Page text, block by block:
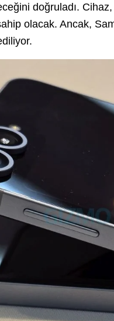
doğruladı.
olacak. Ancak,